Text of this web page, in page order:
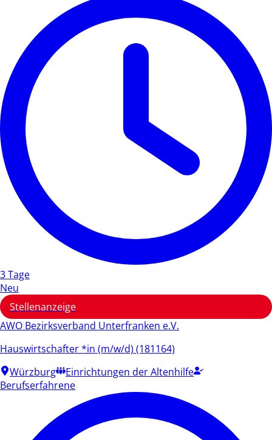
3 Tage
Neu
Stellenanzeige
AWO Bezirksverband Unterfranken e.V.
Hauswirtschafter *in (m/w/d) (181164)
Würzburg
Einrichtungen der Altenhilfe
Berufserfahrene